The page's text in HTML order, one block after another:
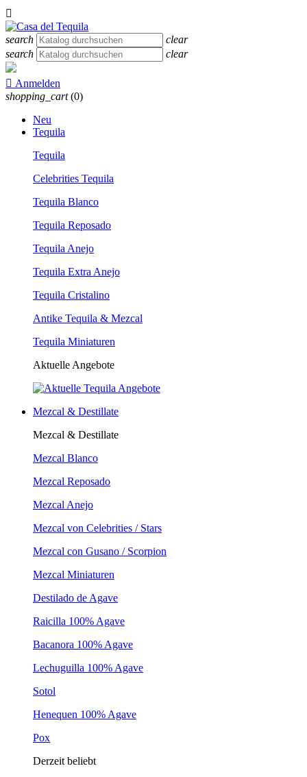

search
clear
search
clear
 Anmelden
shopping_cart (0)
Neu
Tequila
Tequila
Celebrities Tequila
Tequila Blanco
Tequila Reposado
Tequila Anejo
Tequila Extra Anejo
Tequila Cristalino
Antike Tequila & Mezcal
Tequila Miniaturen
Aktuelle Angebote
Mezcal & Destillate
Mezcal & Destillate
Mezcal Blanco
Mezcal Reposado
Mezcal Anejo
Mezcal von Celebrities / Stars
Mezcal con Gusano / Scorpion
Mezcal Miniaturen
Destilado de Agave
Raicilla 100% Agave
Bacanora 100% Agave
Lechuguilla 100% Agave
Sotol
Henequen 100% Agave
Pox
Derzeit beliebt